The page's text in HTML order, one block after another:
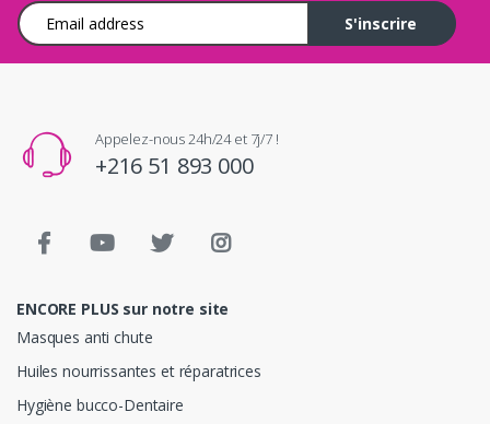
Adresse e-mail
S'inscrire
Appelez-nous 24h/24 et 7j/7 !
+216 51 893 000
ENCORE PLUS sur notre site
Masques anti chute
Huiles nourrissantes et réparatrices
Hygiène bucco-Dentaire